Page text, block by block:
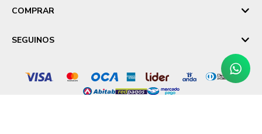
COMPRAR
SEGUINOS